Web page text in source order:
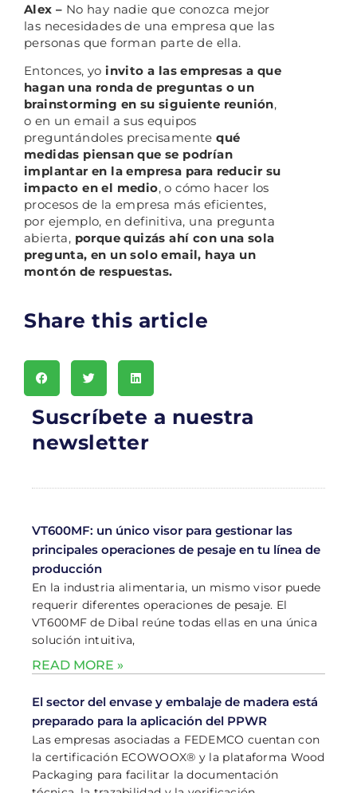
Alex – No hay nadie que conozca mejor
las necesidades de una empresa que las
personas que forman parte de ella.
Entonces, yoinvito a las empresas a que
hagan una ronda de preguntas o un
brainstorming en su siguiente reunión,
o en un email a sus equipos
preguntándoles precisamentequé
medidas piensan que se podrían
implantar en la empresa para reducir su
impacto en el medio, o cómo hacer los
procesos de la empresa más eficientes,
por ejemplo, en definitiva, una pregunta
abierta, porque quizás ahí con una sola
pregunta, en un solo email, haya un
montón de respuestas.
Share this article
Suscríbete a nuestra
newsletter
VT600MF: un único visor para gestionar las
principales operaciones de pesaje en tu línea de
producción
En la industria alimentaria, un mismo visor puede
requerir diferentes operaciones de pesaje. El
VT600MF de Dibal reúne todas ellas en una única
solución intuitiva,
READ MORE »
El sector del envase y embalaje de madera está
preparado para la aplicación del PPWR
Las empresas asociadas a FEDEMCO cuentan con
la certificación ECOWOOX® y la plataforma Wood
Packaging para facilitar la documentación